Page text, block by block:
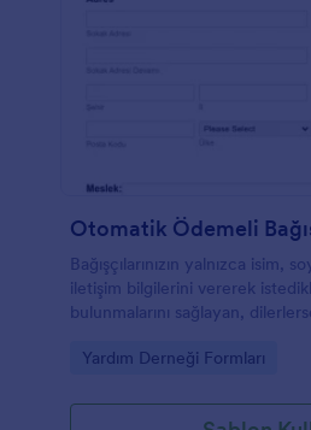
Otomatik Ödemeli
Bağışçılarınızın yalnızca isim,
iletişim bilgilerini vererek
bulunmalarını sağlayan,
almayı kabul edebilecekleri ve
Go to Category:
Yardım Derneği Formları